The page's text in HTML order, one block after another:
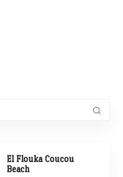
El Flouka Coucou
Beach